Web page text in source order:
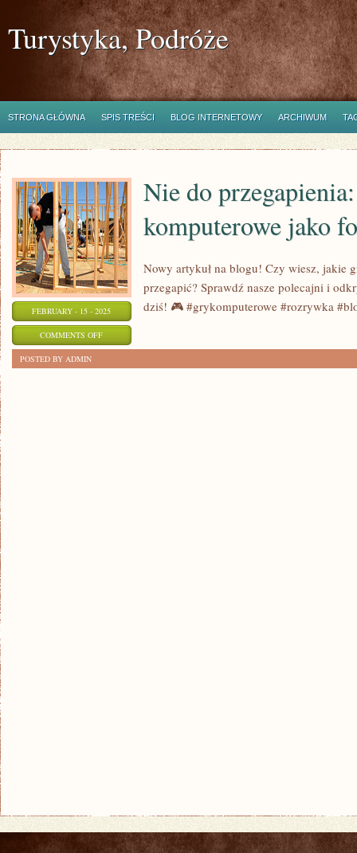
Turystyka, Podróże
STRONA GŁÓWNA SPIS TREŚCI BLOG INTERNETOWY ARCHIWUM
FEBRUARY - 15 - 2025
COMMENTS OFFON
Nie do
komputerowe jako
Nowy artykuł na blogu! Czy wiesz, jakie
przegapić? Sprawdź nasze polecajni i
dziś! 🎮 #grykomputerowe #rozrywka
POSTED BY ADMIN